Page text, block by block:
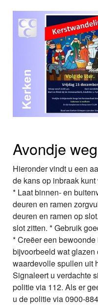
Avondje
Hieronder vindt u een
de kans op inbraak kunt
* Laat binnen- en
deuren en ramen
deuren en ramen op
slot zitten. * Gebruik
* Creëer een
bijvoorbeeld wat glazen
waardevolle spullen uit
Signaleert u verdachte
politie via 112. Als er
u de politie via 0900-